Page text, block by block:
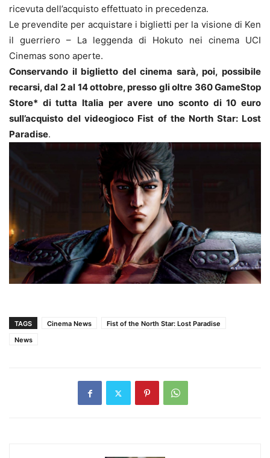
ricevuta dell’acquisto effettuato in precedenza.
Le prevendite per acquistare i biglietti per la visione di Ken
il guerriero – La leggenda di Hokuto nei cinema UCI
Cinemas sono aperte.
Conservando il biglietto del cinema sarà, poi, possibile
recarsi, dal 2 al 14 ottobre, presso gli oltre 360 GameStop
Store* di tutta Italia per avere uno sconto di 10 euro
sull’acquisto del videogioco Fist of the North Star: Lost
Paradise.
TAGS Cinema News
Fist of the North Star: Lost Paradise
News